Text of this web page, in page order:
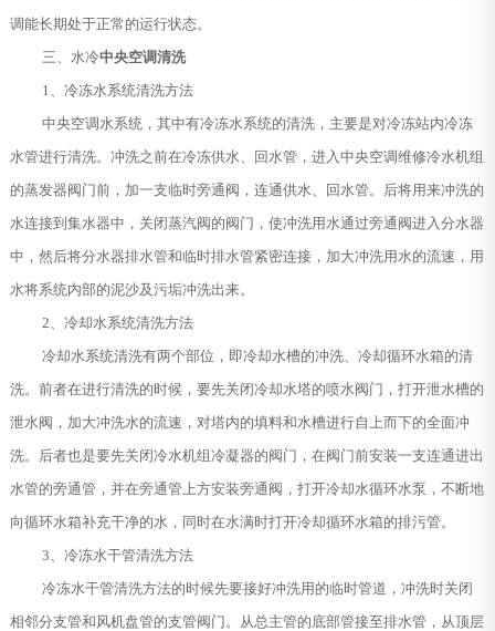
调能长期处于正常的运行状态。
三、水冷中央空调清洗
1、冷冻水系统清洗方法
中央空调水系统，其中有冷冻水系统的清洗，主要是对冷冻站内冷冻
水管进行清洗。冲洗之前在冷冻供水、回水管，进入中央空调维修冷水机组
的蒸发器阀门前，加一支临时旁通阀，连通供水、回水管。后将用来冲洗的
水连接到集水器中，关闭蒸汽阀的阀门，使冲洗用水通过旁通阀进入分水器
中，然后将分水器排水管和临时排水管紧密连接，加大冲洗用水的流速，用
水将系统内部的泥沙及污垢冲洗出来。
2、冷却水系统清洗方法
冷却水系统清洗有两个部位，即冷却水槽的冲洗、冷却循环水箱的清
洗。前者在进行清洗的时候，要先关闭冷却水塔的喷水阀门，打开泄水槽的
泄水阀，加大冲洗水的流速，对塔内的填料和水槽进行自上而下的全面冲
洗。后者也是要先关闭冷水机组冷凝器的阀门，在阀门前安装一支连通进出
水管的旁通管，并在旁通管上方安装旁通阀，打开冷却水循环水泵，不断地
向循环水箱补充干净的水，同时在水满时打开冷却循环水箱的排污管。
3、冷冻水干管清洗方法
冷冻水干管清洗方法的时候先要接好冲洗用的临时管道，冲洗时关闭
相邻分支管和风机盘管的支管阀门。从总主管的底部管接至排水管，从顶层